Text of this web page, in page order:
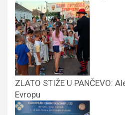
ZLATO STIŽE U PANČEVO:
Evropu